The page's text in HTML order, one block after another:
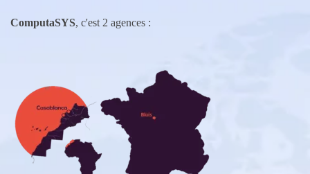
ComputaSYS, c'est 2 agences :